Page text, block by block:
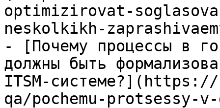
optimizirovat-
neskolkikh-
- [Почему процессы в
должны быть
ITSM-
qa/pochemu-protsessy-